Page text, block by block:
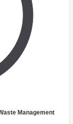
Management